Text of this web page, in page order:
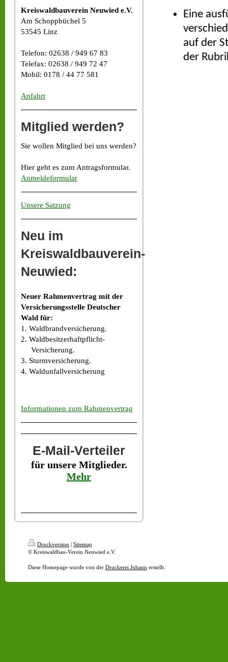
Kreiswaldbauverein Neuwied e.V.
Am Schoppbüchel 5
53545 Linz
Telefon: 02638 / 949 67 83
Telefax: 02638 / 949 72 47
Mobil: 0178 / 44 77 581
Anfahrt
Mitglied werden?
Sie wollen Mitglied bei uns werden?
Hier geht es zum Antragsformular.
Anmeldeformular
Unsere Satzung
Neu im
Kreiswaldbauverein-
Neuwied:
Neuer Rahmenvertrag mit der
Versicherungsstelle Deutscher
Wald für:
1. Waldbrandversicherung.
2. Waldbesitzerhaftpflicht-
Versicherung.
3. Sturmversicherung.
4. Waldunfallversicherung
Informationen zum Rahmenvertrag
E-Mail-Verteiler
für unsere Mitglieder.
Mehr
Eine
auf der
der
Druckversion | Sitemap
© Kreiswaldbau-Verein Neuwied e.V.
Diese Homepage wurde von der Druckerei Johann erstellt.